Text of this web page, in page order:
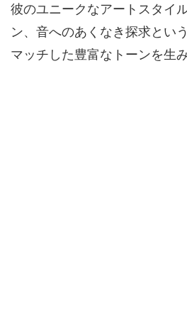
彼のユニークなアートスタイ
ン、音へのあくなき探求とい
マッチした豊富なトーンを生